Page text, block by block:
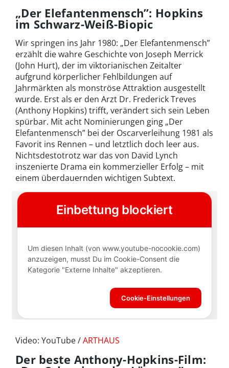
„Der Elefantenmensch”: Hopkins
im Schwarz-Weiß-Biopic
Wir springen ins Jahr 1980: „Der Elefantenmensch”
erzählt die wahre Geschichte von Joseph Merrick
(John Hurt), der im viktorianischen Zeitalter
aufgrund körperlicher Fehlbildungen auf
Jahrmärkten als monströse Attraktion ausgestellt
wurde. Erst als er den Arzt Dr. Frederick Treves
(Anthony Hopkins) trifft, verändert sich sein Leben
spürbar. Mit acht Nominierungen ging „Der
Elefantenmensch” bei der Oscarverleihung 1981 als
Favorit ins Rennen – und letztlich doch leer aus.
Nichtsdestotrotz war das von David Lynch
inszenierte Drama ein kommerzieller Erfolg – mit
einem überdauernden wichtigen Subtext.
Video: YouTube /ARTHAUS
Der beste Anthony-Hopkins-Film: